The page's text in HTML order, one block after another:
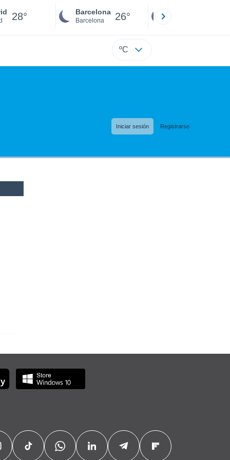
28° Barcelona
Barcelona 26°
ºC
Iniciar sesión Registrarse